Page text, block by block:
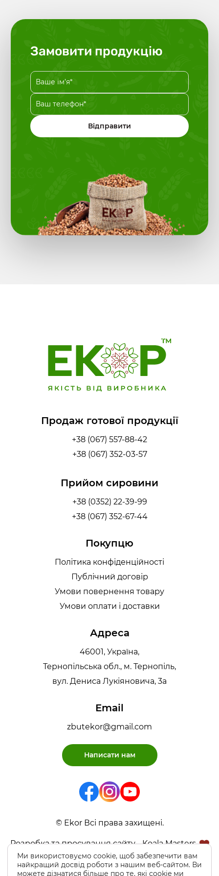
Замовити продукцію
Відправити
Продаж готової продукції
+38 (067) 557-88-42
+38 (067) 352-03-57
Прийом сировини
+38 (0352) 22-39-99
+38 (067) 352-67-44
Покупцю
Політика конфіденційності
Публічний договір
Умови повернення товару
Умови оплати і доставки
Адреса
46001, Україна,
Тернопільська обл., м. Тернопіль,
вул. Дениса Лукіяновича, 3а
Email
zbutekor@gmail.com
Написати нам
© Ekor Всі права захищені.
Розробка та просування сайту - Koala Masters
Ми використовуємо cookie, щоб забезпечити вам
найкращий досвід роботи з нашим веб-сайтом. Ви
можете дізнатися більше про те, які cookie ми